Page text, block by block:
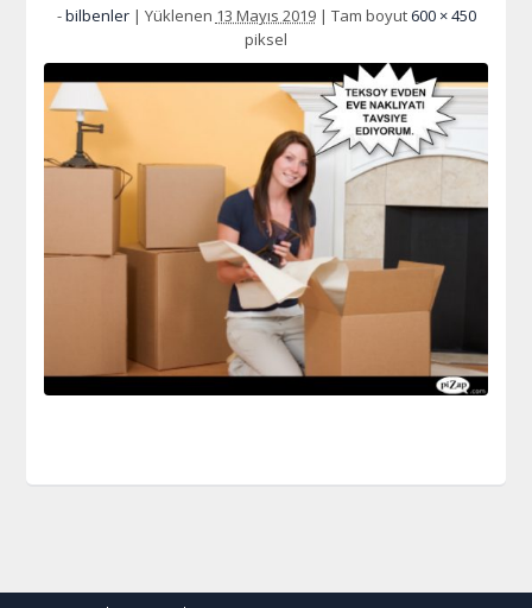
-bilbenler | Yüklenen 13 Mayıs 2019 | Tam boyut 600 × 450
piksel